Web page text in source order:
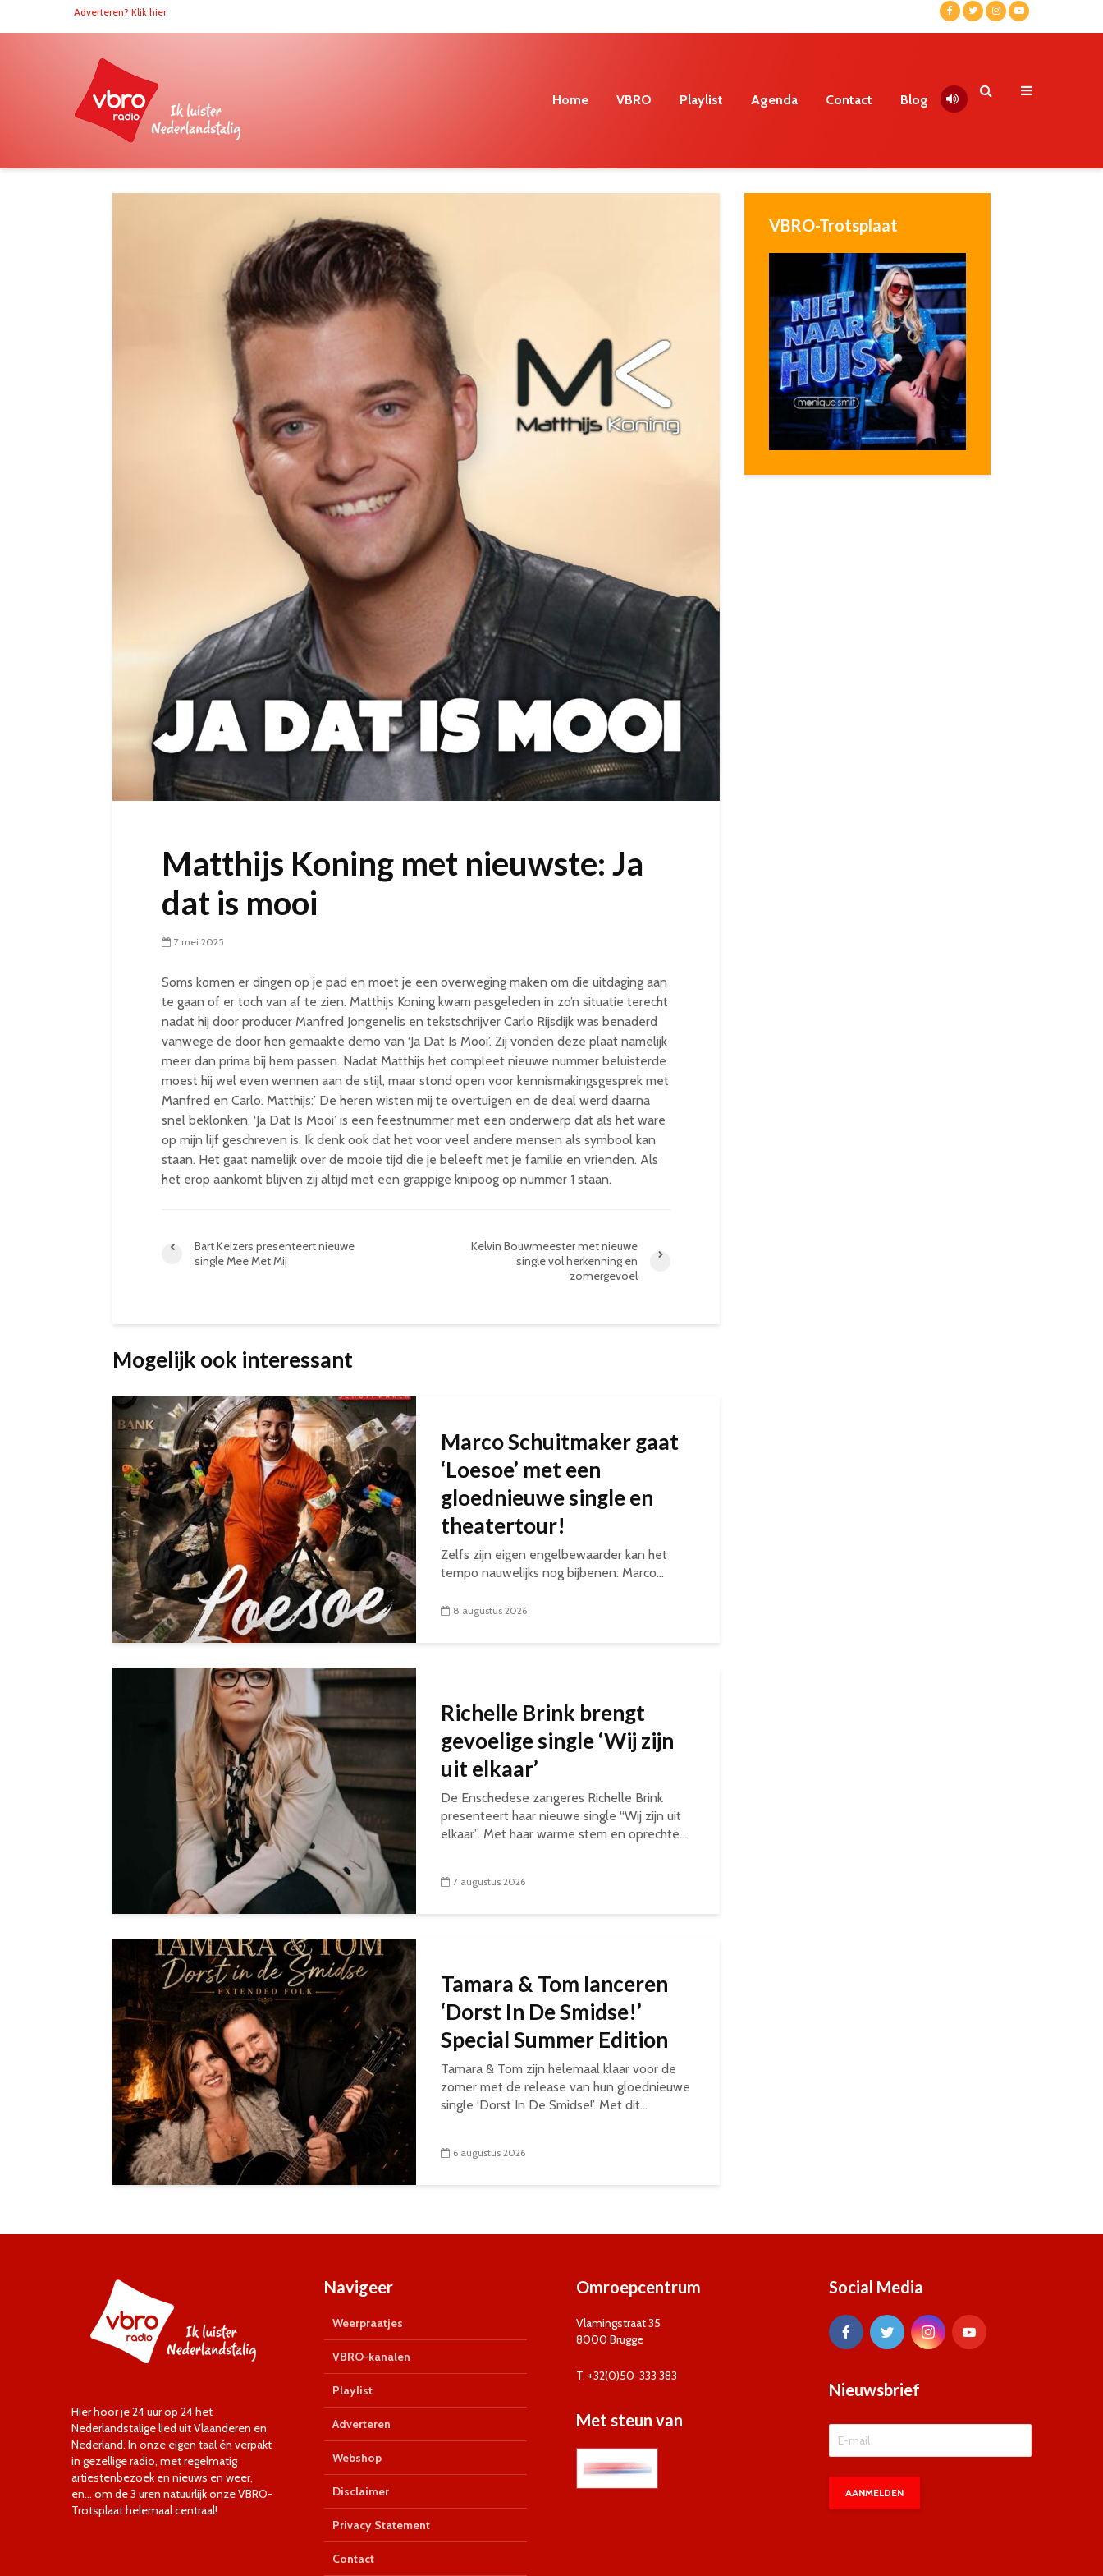
Adverteren? Klik hier
Home VBRO Playlist Agenda Contact Blog
Matthijs Koning met nieuwste: Ja
dat is mooi
7 mei 2025
Soms komen er dingen op je pad en moet je een overweging maken om die uitdaging aan
te gaan of er toch van af te zien. Matthijs Koning kwam pasgeleden in zo’n situatie terecht
nadat hij door producer Manfred Jongenelis en tekstschrijver Carlo Rijsdijk was benaderd
vanwege de door hen gemaakte demo van ‘Ja Dat Is Mooi’. Zij vonden deze plaat namelijk
meer dan prima bij hem passen. Nadat Matthijs het compleet nieuwe nummer beluisterde
moest hij wel even wennen aan de stijl, maar stond open voor kennismakingsgesprek met
Manfred en Carlo. Matthijs:’ De heren wisten mij te overtuigen en de deal werd daarna
snel beklonken. ‘Ja Dat Is Mooi’ is een feestnummer met een onderwerp dat als het ware
op mijn lijf geschreven is. Ik denk ook dat het voor veel andere mensen als symbool kan
staan. Het gaat namelijk over de mooie tijd die je beleeft met je familie en vrienden. Als
het erop aankomt blijven zij altijd met een grappige knipoog op nummer 1 staan.
Bart Keizers presenteert nieuwe
single Mee Met Mij
Kelvin Bouwmeester met nieuwe
single vol herkenning en
zomergevoel
Mogelijk ook interessant
Marco Schuitmaker gaat
‘Loesoe’ met een
gloednieuwe single en
theatertour!
Zelfs zijn eigen engelbewaarder kan het
tempo nauwelijks nog bijbenen: Marco...
8 augustus 2026
Richelle Brink brengt
gevoelige single ‘Wij zijn
uit elkaar’
De Enschedese zangeres Richelle Brink
presenteert haar nieuwe single “Wij zijn uit
elkaar”. Met haar warme stem en oprechte...
7 augustus 2026
Tamara & Tom lanceren
‘Dorst In De Smidse!’
Special Summer Edition
Tamara & Tom zijn helemaal klaar voor de
zomer met de release van hun gloednieuwe
single ‘Dorst In De Smidse!’. Met dit...
6 augustus 2026
VBRO-Trotsplaat
Hier hoor je 24 uur op 24 het
Nederlandstalige lied uit Vlaanderen en
Nederland. In onze eigen taal én verpakt
in gezellige radio, met regelmatig
artiestenbezoek en nieuws en weer,
en… om de 3 uren natuurlijk onze VBRO-
Trotsplaat helemaal centraal!
Navigeer
Weerpraatjes
VBRO-kanalen
Playlist
Adverteren
Webshop
Disclaimer
Privacy Statement
Contact
Omroepcentrum
Vlamingstraat 35
8000 Brugge
T. +32(0)50-333 383
Met steun van
Social Media
Nieuwsbrief